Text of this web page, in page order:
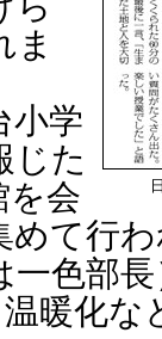
ま
小学
じた
を会
めて行
一色部
温暖化な